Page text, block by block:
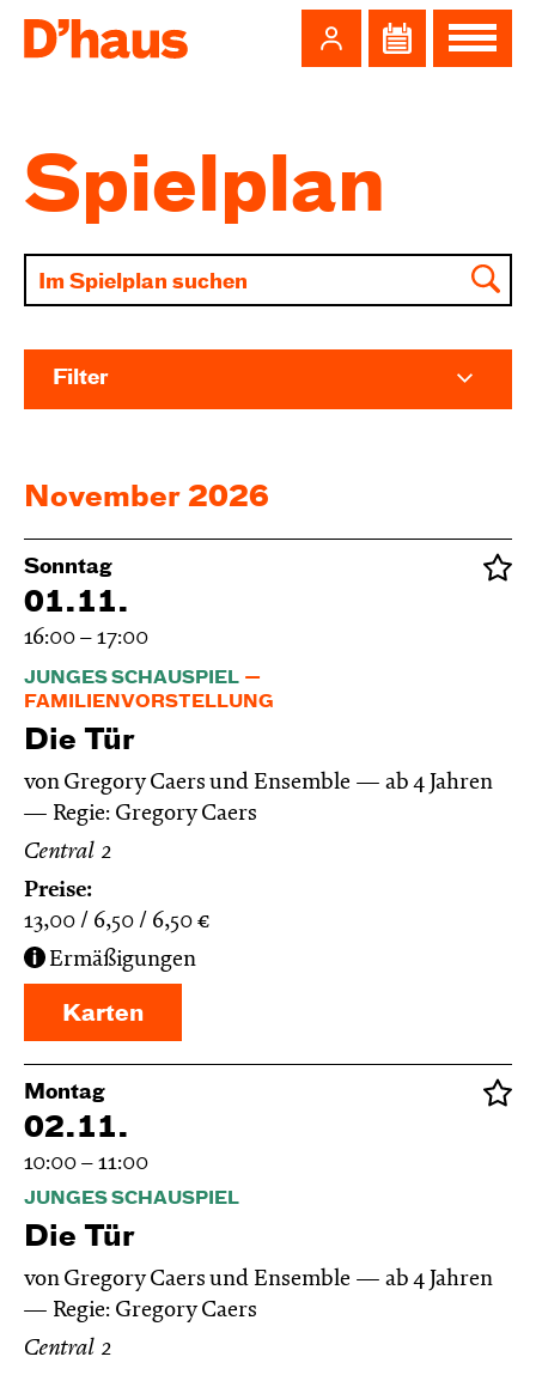
Spielplan
Filter
November 2026
Sonntag
01.11.
16:00 – 17:00
JUNGES SCHAUSPIEL
FAMILIENVORSTELLUNG
Die Tür
von Gregory Caers und Ensemble
ab 4 Jahren
Regie: Gregory Caers
Central 2
Preise:
13,00
6,50 6,50 €
Ermäßigungen
Karten
Montag
02.11.
10:00 – 11:00
JUNGES SCHAUSPIEL
Die Tür
von Gregory Caers und Ensemble
ab 4 Jahren
Regie: Gregory Caers
Central 2